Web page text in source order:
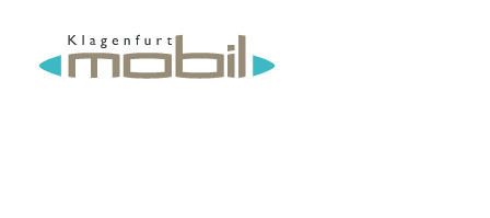
Fahrpläne
Fahrpläne, Linien & Standplätze
KlagenfurtMobil 2.0-App